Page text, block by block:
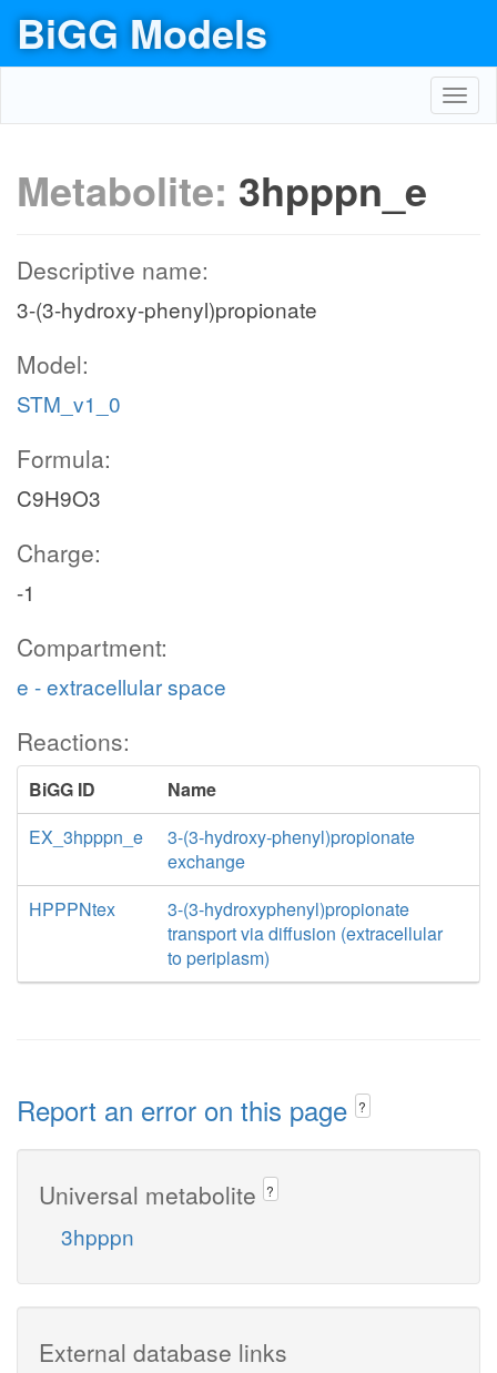
BiGG Models
Metabolite: 3hpppn_e
Descriptive name:
3-(3-hydroxy-phenyl)propionate
Model:
STM_v1_0
Formula:
C9H9O3
Charge:
-1
Compartment:
e - extracellular space
Reactions:
BiGG ID
Name
EX_3hpppn_e
3-(3-hydroxy-phenyl)propionate
exchange
HPPPNtex
3-(3-hydroxyphenyl)propionate
transport via diffusion (extracellular
to periplasm)
Report an error on this page ?
Universal metabolite ?
3hpppn
External database links